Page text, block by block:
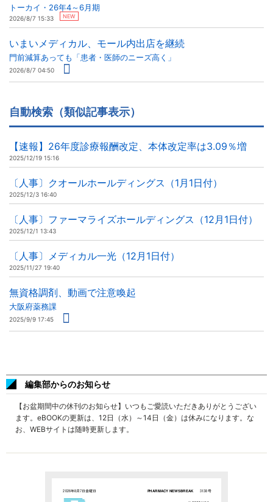
トーカイ・26年4～6月期
2026/8/7 15:33 NEW
いまいメディカル、モール内出店を継続
門前減算あっても「患者・医師のニーズ高く」
2026/8/7 04:50
自動検索（類似記事表示）
【速報】26年度診療報酬改定、本体改定率は3.09％増
2025/12/19 15:16
〔人事〕クオールホールディングス（1月1日付）
2025/12/3 16:40
〔人事〕ファーマライズホールディングス（12月1日付）
2025/12/1 13:43
〔人事〕メディカル一光（12月1日付）
2025/11/27 19:40
無資格調剤、動画で注意喚起
大阪府薬務課
2025/9/9 17:45
編集部からのお知らせ
【お盆期間中の休刊のお知らせ】いつもご愛読いただきありがとうござい
ます。eBOOKの更新は、12日（水）～14日（金）は休みになります。な
お、WEBサイトは随時更新します。